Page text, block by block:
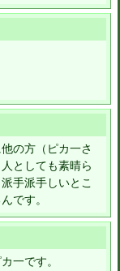
の方（ピカ一さ
としても素晴ら
手派手しいとこ
です。
一です。